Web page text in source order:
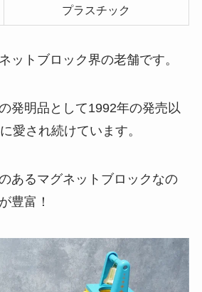
プラスチック
ットブロック界の老舗です。
発明品として1992年の発売以
愛され続けています。
あるマグネットブロックなの
豊富！